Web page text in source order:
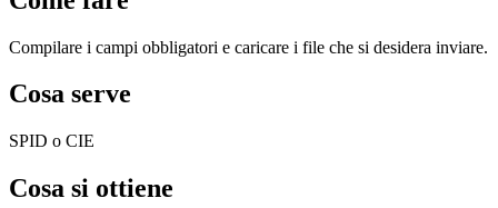
Compilare i campi obbligatori e caricare i file che si desidera inviare.
Cosa serve
SPID o CIE
Cosa si ottiene